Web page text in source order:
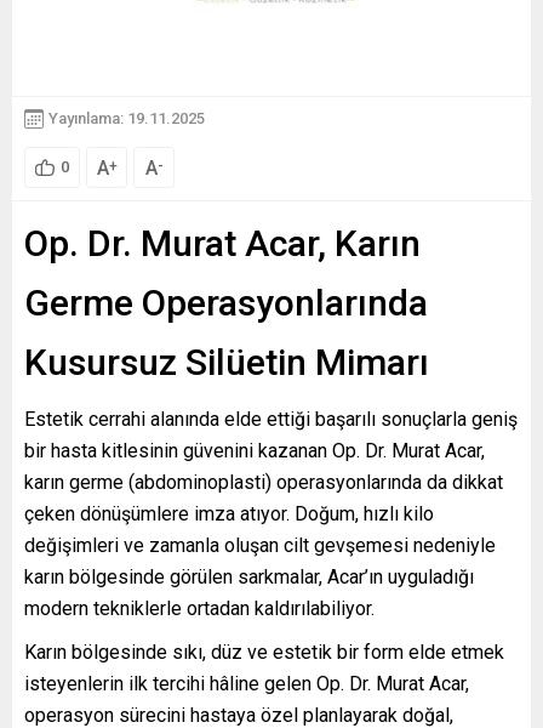
Yayınlama: 19.11.2025
0 A+ A-
Op. Dr. Murat Acar, Karın
Germe Operasyonlarında
Kusursuz Silüetin Mimarı
Estetik cerrahi alanında elde ettiği başarılı sonuçlarla geniş
bir hasta kitlesinin güvenini kazanan Op. Dr. Murat Acar,
karın germe (abdominoplasti) operasyonlarında da dikkat
çeken dönüşümlere imza atıyor. Doğum, hızlı kilo
değişimleri ve zamanla oluşan cilt gevşemesi nedeniyle
karın bölgesinde görülen sarkmalar, Acar’ın uyguladığı
modern tekniklerle ortadan kaldırılabiliyor.
Karın bölgesinde sıkı, düz ve estetik bir form elde etmek
isteyenlerin ilk tercihi hâline gelen Op. Dr. Murat Acar,
operasyon sürecini hastaya özel planlayarak doğal,